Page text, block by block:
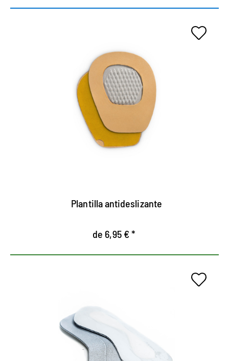
Plantilla antideslizante
de 6,95 € *
Ajuste perfecto en el zapato
Previene resbalones del zapato.